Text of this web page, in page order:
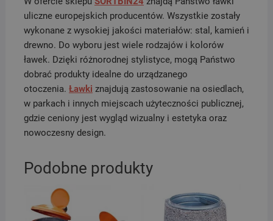
uliczne europejskich producentów. Wszystkie zostały
wykonane z wysokiej jakości materiałów: stal, kamień i
drewno. Do wyboru jest wiele rodzajów i kolorów
ławek. Dzięki różnorodnej stylistyce, mogą Państwo
dobrać produkty idealne do urządzanego
otoczenia. Ławki znajdują zastosowanie na osiedlach,
w parkach i innych miejscach użyteczności publicznej,
gdzie ceniony jest wygląd wizualny i estetyka oraz
nowoczesny design.
Podobne produkty